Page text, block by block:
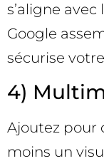
s’aligne
Google
sécurise
4)
Ajoutez pour
moins un